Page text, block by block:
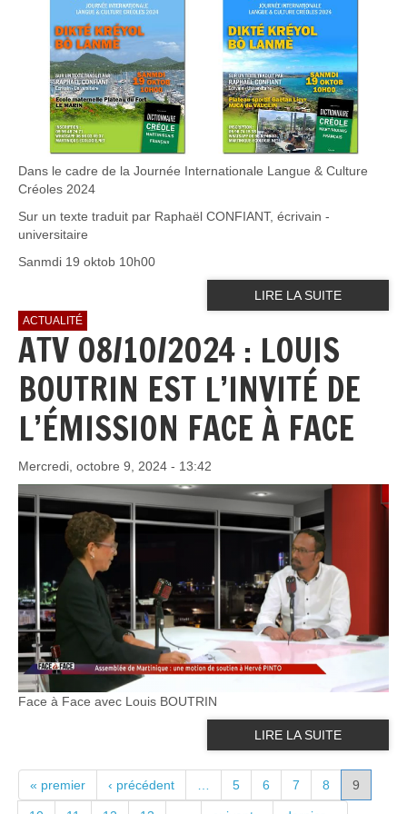
Dans le cadre de la Journée Internationale Langue & Culture
Créoles 2024
Sur un texte traduit par Raphaël CONFIANT, écrivain -
universitaire
Sanmdi 19 oktob 10h00
LIRE LA SUITE
ACTUALITÉ
ATV 08/10/2024 : LOUIS
BOUTRIN EST L’INVITÉ DE
L’ÉMISSION FACE À FACE
Mercredi, octobre 9, 2024 - 13:42
Face à Face avec Louis BOUTRIN
LIRE LA SUITE
PAGES
« premier ‹ précédent 5 6 7 8 9